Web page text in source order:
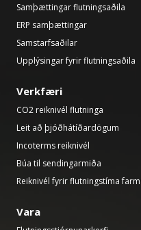
Samþættingar flutningsaðila
ERP samþættingar
Samstarfsaðilar
Upplýsingar fyrir flutningsaðila
Verkfæri
CO2 reiknivél flutninga
Leit að þjóðhátíðardögum
Incoterms reiknivél
Búa til sendingarmiða
Reiknivél fyrir flutningstíma
Vara